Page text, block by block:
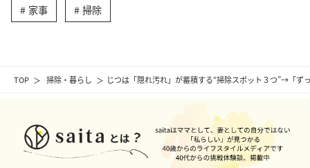
TOP 掃除・暮らし じつは「隠れ汚れ」が蓄積する“掃除スポット３つ”→「
家事 掃除